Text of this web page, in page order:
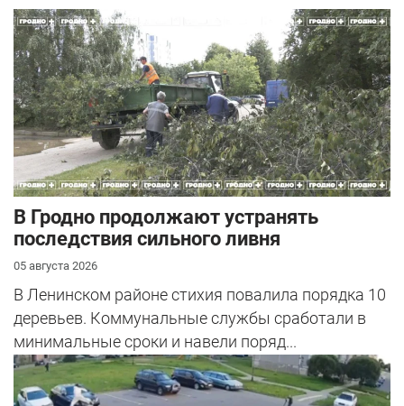
В Гродно продолжают устранять
последствия сильного ливня
05 августа 2026
В Ленинском районе стихия повалила порядка 10
деревьев. Коммунальные службы сработали в
минимальные сроки и навели поряд...